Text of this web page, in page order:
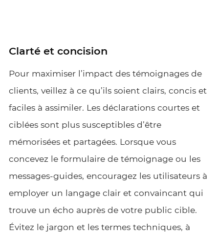
Clarté et concision
Pour maximiser l’impact des témoignages de
clients, veillez à ce qu’ils soient clairs, concis et
faciles à assimiler. Les déclarations courtes et
ciblées sont plus susceptibles d’être
mémorisées et partagées. Lorsque vous
concevez le formulaire de témoignage ou les
messages-guides, encouragez les utilisateurs à
employer un langage clair et convaincant qui
trouve un écho auprès de votre public cible.
Évitez le jargon et les termes techniques, à